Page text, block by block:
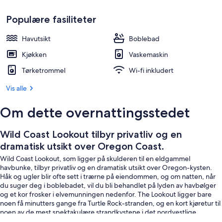
Populære fasiliteter
Havutsikt
Boblebad
Kjøkken
Vaskemaskin
Tørketrommel
Wi-fi inkludert
Vis alle
Om dette overnattingsstedet
Wild Coast Lookout tilbyr privatliv og en
dramatisk utsikt over Oregon Coast.
Wild Coast Lookout, som ligger på skulderen til en eldgammel
havbunke, tilbyr privatliv og en dramatisk utsikt over Oregon-kysten.
Håk og ugler blir ofte sett i trærne på eiendommen, og om natten, når
du suger deg i boblebadet, vil du bli behandlet på lyden av havbølger
og et kor frosker i elvemunningen nedenfor. The Lookout ligger bare
noen få minutters gange fra Turtle Rock-stranden, og en kort kjøretur til
noen av de mest spektakulære strandkystene i det nordvestlige